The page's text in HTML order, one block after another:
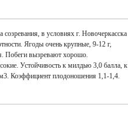
в условиях г. Новочеркасска
Ягоды очень крупные, 9-12 г,
Побеги вызревают хорошо.
Устойчивость к милдью 3,0 балла, к
Коэффициент плодоношения 1,1-1,4.